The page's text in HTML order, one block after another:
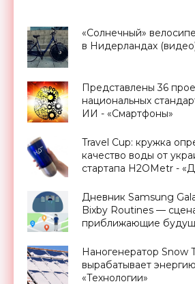
«Солнечный»
в Нидерландах
Представлены 36
национальных
ИИ - «Смартфоны»
Travel Cup: кружка
качество воды от
стартапа H2OMetr -
Дневник Samsung
Bixby Routines —
приближающие
Наногенератор Snow
вырабатывает
«Технологии»